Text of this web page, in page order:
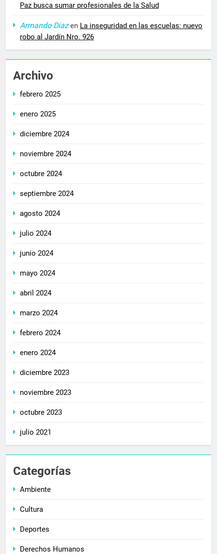
Paz busca sumar profesionales de la Salud
Armando Diazen La inseguridad en las escuelas: nuevo
robo al Jardín Nro. 926
Archivo
febrero 2025
enero 2025
diciembre 2024
noviembre 2024
octubre 2024
septiembre 2024
agosto 2024
julio 2024
junio 2024
mayo 2024
abril 2024
marzo 2024
febrero 2024
enero 2024
diciembre 2023
noviembre 2023
octubre 2023
julio 2021
Categorías
Ambiente
Cultura
Deportes
Derechos Humanos